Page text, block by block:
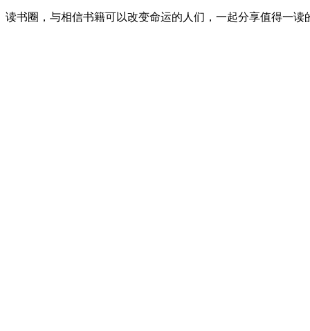
读书圈，与相信书籍可以改变命运的人们，一起分享值得一读